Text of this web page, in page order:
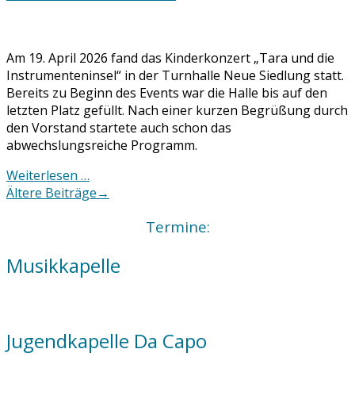
Am 19. April 2026 fand das Kinderkonzert „Tara und die
Instrumenteninsel“ in der Turnhalle Neue Siedlung statt.
Bereits zu Beginn des Events war die Halle bis auf den
letzten Platz gefüllt. Nach einer kurzen Begrüßung durch
den Vorstand startete auch schon das
abwechslungsreiche Programm.
Weiterlesen …
Posts
Ältere Beiträge→
Termine:
Musikkapelle
Jugendkapelle Da Capo